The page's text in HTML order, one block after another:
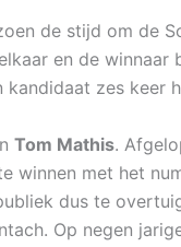
de stijd om de
en de winnaar
zes keer
Tom Mathis.
winnen met het
dus te
Op negen